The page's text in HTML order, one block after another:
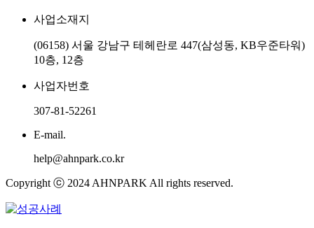
사업소재지
(06158) 서울 강남구 테헤란로 447(삼성동, KB우준타워)
10층, 12층
사업자번호
307-81-52261
E-mail.
help@ahnpark.co.kr
Copyright ⓒ 2024 AHNPARK All rights reserved.